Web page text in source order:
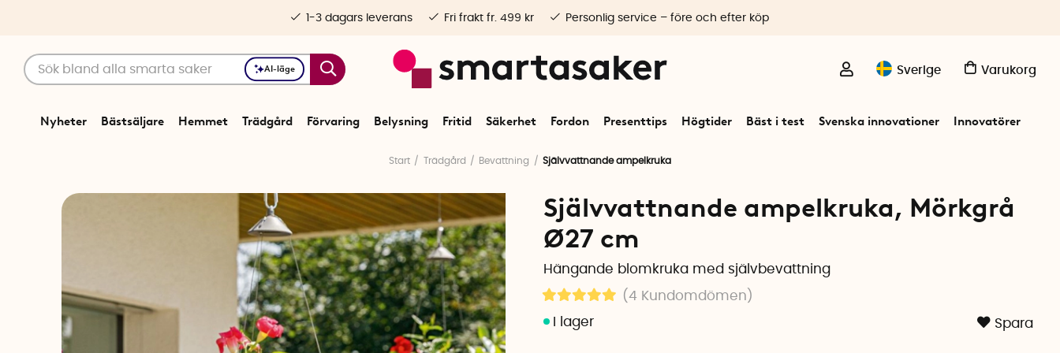
AI-läge Sverige Varukorg
Nyheter Bästsäljare Hemmet Trädgård Förvaring Belysning Fritid Säkerhet Fordon Presenttips Högtider Bäst i test Svenska innovationer Innovatörer
1-3 dagars leverans Fri frakt fr. 499 kr Personlig service – före och efter köp
Start Trädgård Bevattning Självvattnande ampelkruka
Självvattnande ampelkruka, Mörkgrå
Ø27 cm
Hängande blomkruka med självbevattning
(4 Kundomdömen )
Spara